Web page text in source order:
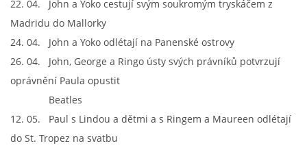
DISKOGRAFIE - BOOTLEGY II
DISKOGRAFIE - BOOTLEGY III
DISKOGRAFIE - BOOTLEGY V
22. 04. John a Yoko cestují svým soukromým tryskáčem z
Madridu do Mallorky
24. 04. John a Yoko odlétají na Panenské ostrovy
26. 04. John, George a Ringo ústy svých právníků potvrzují
oprávnění Paula opustit
Beatles
12. 05. Paul s Lindou a dětmi a s Ringem a Maureen odlétají
do St. Tropez na svatbu